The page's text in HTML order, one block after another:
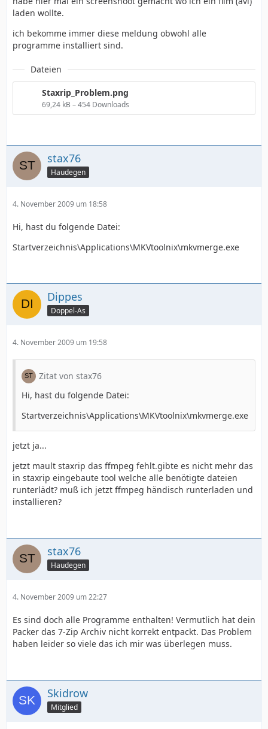
laden wollte.
ich bekomme immer diese meldung obwohl alle
programme installiert sind.
Dateien
Staxrip_Problem.png
69,24 kB – 454 Downloads
stax76
Haudegen
4. November 2009 um 18:58
Hi, hast du folgende Datei:
Startverzeichnis\Applications\MKVtoolnix\mkvmerge.exe
Dippes
Doppel-As
4. November 2009 um 19:58
Zitat von stax76
Hi, hast du folgende Datei:
Startverzeichnis\Applications\MKVtoolnix\mkvmerge.exe
jetzt ja...
jetzt mault staxrip das ffmpeg fehlt.gibte es nicht mehr das
in staxrip eingebaute tool welche alle benötigte dateien
runterlädt? muß ich jetzt ffmpeg händisch runterladen und
installieren?
stax76
Haudegen
4. November 2009 um 22:27
Es sind doch alle Programme enthalten! Vermutlich hat dein
Packer das 7-Zip Archiv nicht korrekt entpackt. Das Problem
haben leider so viele das ich mir was überlegen muss.
Skidrow
Mitglied